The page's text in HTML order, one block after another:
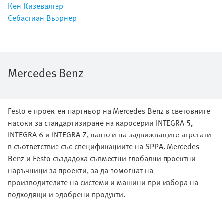
Кен Кизевалтер
Себастиан Вьорнер
Mercedes Benz
Festo е проектен партньор на Mercedes Benz в световните
насоки за стандартизиране на каросерии INTEGRA 5,
INTEGRA 6 и INTEGRA 7, както и на задвижващите агрегати
в съответствие със спецификациите на SPPA. Mercedes
Benz и Festo създадоха съвместни глобални проектни
наръчници за проекти, за да помогнат на
производителите на системи и машини при избора на
подходящи и одобрени продукти.